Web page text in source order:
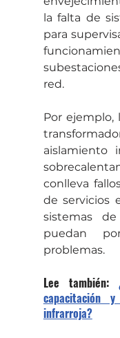
la falta de
para
red.
Por ejemplo,
aislamiento
conlleva
de servicios
sistemas
puedan
problemas.
Lee también:
capacitación
infrarroja?